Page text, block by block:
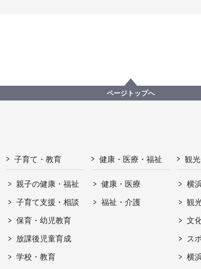
ページトップへ
子育て・教育
親子の健康・福祉
子育て支援・相談
保育・幼児教育
放課後児童育成
学校・教育
健康・医療・福祉
健康・医療
福祉・介護
観
横
観
文
ス
横